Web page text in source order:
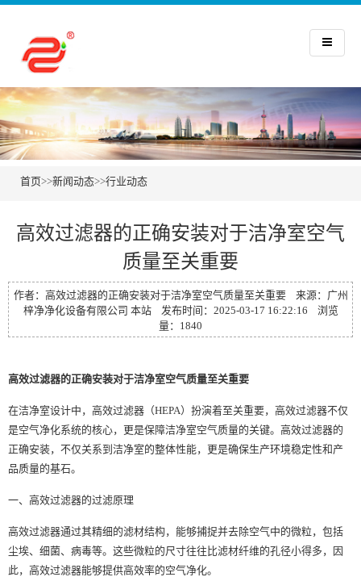
首页>>新闻动态>>行业动态
高效过滤器的正确安装对于洁净室空气
质量至关重要
作者：高效过滤器的正确安装对于洁净室空气质量至关重要 来源：广州
梓净净化设备有限公司 本站 发布时间：2025-03-17 16:22:16 浏览
量：1840
高效过滤器的正确安装对于洁净室空气质量至关重要
在洁净室设计中， 高效过滤器 （HEPA）扮演着至关重要，高效过滤器不仅
是空气净化系统的核心，更是保障洁净室空气质量的关键。高效过滤器的
正确安装，不仅关系到洁净室的整体性能，更是确保生产环境稳定性和产
品质量的基石。
一、高效过滤器的过滤原理
高效过滤器通过其精细的滤材结构，能够捕捉并去除空气中的微粒，包括
尘埃、细菌、病毒等。这些微粒的尺寸往往比滤材纤维的孔径小得多，因
此，高效过滤器能够提供高效率的空气净化。